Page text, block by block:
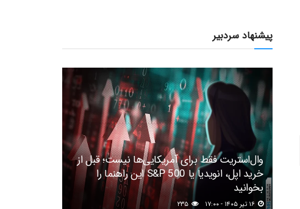
پیشنهاد سردبیر
وال‌استریت فقط برای آمریکایی‌ها نیست؛ قبل از
خرید اپل، انویدیا یا S&P 500 این راهنما را
بخوانید